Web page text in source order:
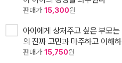
판매가 15,300원
아이에게 상처주고 싶은 부모
의 진짜 고민과 마주하고 이해
판매가 15,750원